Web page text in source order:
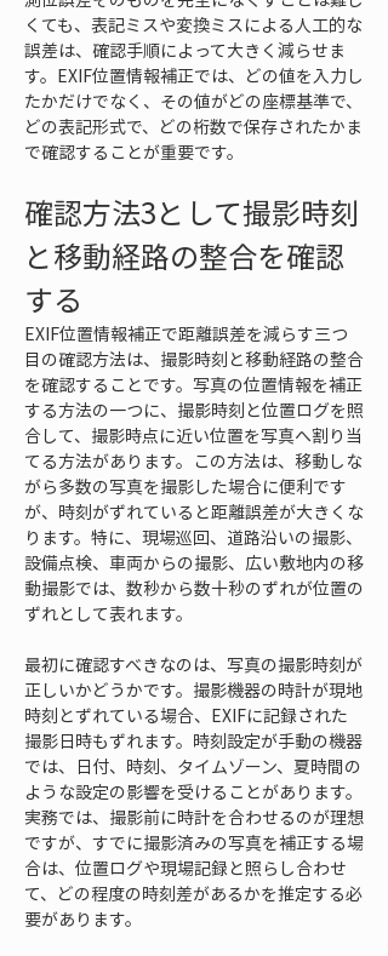
くても、表記ミスや変換ミスによる人工的な
誤差は、確認手順によって大きく減らせま
す。EXIF位置情報補正では、どの値を入力し
たかだけでなく、その値がどの座標基準で、
どの表記形式で、どの桁数で保存されたかま
で確認することが重要です。
確認方法3として撮影時刻
と移動経路の整合を確認
する
EXIF位置情報補正で距離誤差を減らす三つ
目の確認方法は、撮影時刻と移動経路の整合
を確認することです。写真の位置情報を補正
する方法の一つに、撮影時刻と位置ログを照
合して、撮影時点に近い位置を写真へ割り当
てる方法があります。この方法は、移動しな
がら多数の写真を撮影した場合に便利です
が、時刻がずれていると距離誤差が大きくな
ります。特に、現場巡回、道路沿いの撮影、
設備点検、車両からの撮影、広い敷地内の移
動撮影では、数秒から数十秒のずれが位置の
ずれとして表れます。
最初に確認すべきなのは、写真の撮影時刻が
正しいかどうかです。撮影機器の時計が現地
時刻とずれている場合、EXIFに記録された
撮影日時もずれます。時刻設定が手動の機器
では、日付、時刻、タイムゾーン、夏時間の
ような設定の影響を受けることがあります。
実務では、撮影前に時計を合わせるのが理想
ですが、すでに撮影済みの写真を補正する場
合は、位置ログや現場記録と照らし合わせ
て、どの程度の時刻差があるかを推定する必
要があります。